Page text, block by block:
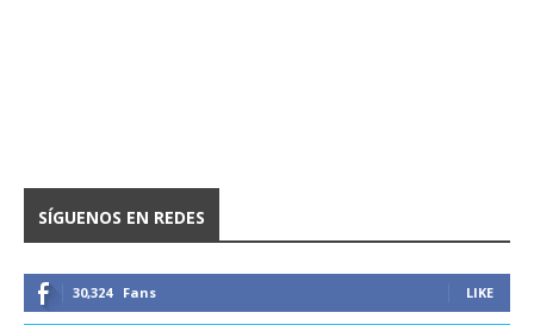
SÍGUENOS EN REDES
30,324 Fans LIKE